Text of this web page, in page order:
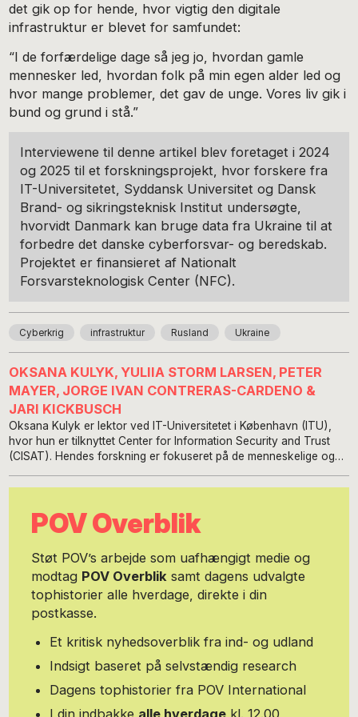
det gik op for hende, hvor vigtig den digitale
infrastruktur er blevet for samfundet:
“I de forfærdelige dage så jeg jo, hvordan gamle
mennesker led, hvordan folk på min egen alder led og
hvor mange problemer, det gav de unge. Vores liv gik i
bund og grund i stå.”
Interviewene til denne artikel blev foretaget i 2024
og 2025 til et forskningsprojekt, hvor forskere fra
IT-Universitetet, Syddansk Universitet og Dansk
Brand- og sikringsteknisk Institut undersøgte,
hvorvidt Danmark kan bruge data fra Ukraine til at
forbedre det danske cyberforsvar- og beredskab.
Projektet er finansieret af Nationalt
Forsvarsteknologisk Center (NFC).
Cyberkrig infrastruktur Rusland Ukraine
OKSANA KULYK, YULIIA STORM LARSEN, PETER
MAYER, JORGE IVAN CONTRERAS-CARDENO &
JARI KICKBUSCH
Oksana Kulyk er lektor ved IT-Universitetet i København (ITU),
hvor hun er tilknyttet Center for Information Security and Trust
(CISAT). Hendes forskning er fokuseret på de menneskelige og
cyberkrigsførelse og beskyttelse af kritisk infrastruktur. Hun har
Emergency Preparedness”, hvor data fra Ukraine blev brugt til at
analysere Danmarks robusthed. Yuliia Storm Larsen er junior
Danmarks nationale jernbaneinfrastruktur. Hendes fokus er
skæringspunktet mellem sikring af kritisk infrastruktur og
operationel togsikkerhed. Yuliia er desuden gæsteforsker ved IT-
Universitetet i København. Hun har afsluttet en BSc i
Datavidenskab fra IT-Universitetet i København og er i gang med
en MSc i Cybersikkerhed ved Aalborg Universitet. Peter Mayer er
og organisatoriske aspekter af cybersikkerhed og
privatlivsbeskyttelse. Hans arbejde fokuserer på beskyttelsen af
private personers digitale liv, virksomheders forretningskontinuitet
POV Overblik
Støt POV’s arbejde som uafhængigt medie og
modtag POV Overblik samt dagens udvalgte
tophistorier alle hverdage, direkte i din
postkasse.
Et kritisk nyhedsoverblik fra ind- og udland
Indsigt baseret på selvstændig research
Dagens tophistorier fra POV International
I din indbakke alle hverdage kl. 12.00